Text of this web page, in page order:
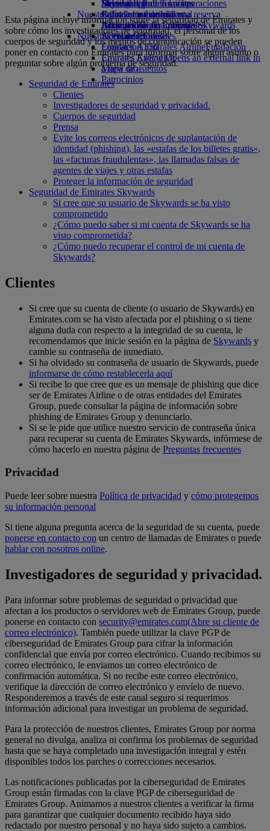
Bebidas
Nuestra flota
Boeing 777
A380 de Emirates
Emirates A350
Emirates Executive
Mapa de asientos
Diversión para los niños
Juguetes infantiles
Actividades para niños
Sostenibilidad en las operaciones
Política medioambiental
Informes medioambientales
Nuestras comunidades
Fundación Emirates AirlineFundación
Emirates Airline Opens an external link in
a new tab
Patrocinios
Skywards Rail
Calculadora de millas
Inicie sesión en Emirates Skywards
Skywards+
Móvil y app de Emirates
Cancelar o cambiar una reserva
Alteraciones en los viajes
Acerca de Emirates
Esta página incluye información sobre la seguridad de Emirates y
sobre cómo los investigadores de seguridad, el personal de los
cuerpos de seguridad y los medios de comunicación se pueden
poner en contacto con Emirates para informar sobre algún asunto o
preguntar sobre algún problema de seguridad.
Seguridad de Emirates
Clientes
Investigadores de seguridad y privacidad.
Cuerpos de seguridad
Prensa
Evite los correos electrónicos de suplantación de
identidad (phishing), las «estafas de los billetes gratis»,
las «facturas fraudulentas», las llamadas falsas de
agentes de viajes y otras estafas
Proteger la información de seguridad
Seguridad de Emirates Skywards
Si cree que su usuario de Skywards se ha visto
comprometido
¿Cómo puedo saber si mi cuenta de Skywards se ha
visto comprometida?
¿Cómo puedo recuperar el control de mi cuenta de
Skywards?
Clientes
Si cree que su cuenta de cliente (o usuario de Skywards) en
Emirates.com se ha visto afectada por el phishing o si tiene
alguna duda con respecto a la integridad de su cuenta, le
recomendamos que inicie sesión en la página de Skywards y
cambie su contraseña de inmediato.
Si ha olvidado su contraseña de usuario de Skywards, puede
informarse de cómo restablecerla aquí
Si recibe lo que cree que es un mensaje de phishing que dice
ser de Emirates Airline o de otras entidades del Emirates
Group, puede consultar la página de información sobre
phishing de Emirates Group y denunciarlo.
Si se le pide que utilice nuestro servicio de contraseña única
para recuperar su cuenta de Emirates Skywards, infórmese de
cómo hacerlo en nuestra página de Preguntas frecuentes
Privacidad
Puede leer sobre nuestra Política de privacidad y cómo protegemos
su información personal
Si tiene alguna pregunta acerca de la seguridad de su cuenta, puede
ponerse en contacto con un centro de llamadas de Emirates o puede
hablar con nosotros online.
Investigadores de seguridad y privacidad.
Para informar sobre problemas de seguridad o privacidad que
afectan a los productos o servidores web de Emirates Group, puede
ponerse en contacto con security@emirates.com(Abre su cliente de
correo electrónico). También puede utilizar la clave PGP de
ciberseguridad de Emirates Group para cifrar la información
confidencial que envía por correo electrónico. Cuando recibimos su
correo electrónico, le enviamos un correo electrónico de
confirmación automática. Si no recibe este correo electrónico,
verifique la dirección de correo electrónico y envíelo de nuevo.
Responderemos a través de este canal seguro si requerimos
información adicional para investigar un problema de seguridad.
Para la protección de nuestros clientes, Emirates Group por norma
general no divulga, analiza ni confirma los problemas de seguridad
hasta que se haya completado una investigación integral y estén
disponibles todos los parches o correcciones necesarios.
Las notificaciones publicadas por la ciberseguridad de Emirates
Group están firmadas con la clave PGP de ciberseguridad de
Emirates Group. Animamos a nuestros clientes a verificar la firma
para garantizar que cualquier documento recibido haya sido
redactado por nuestro personal y no haya sido sujeto a cambios.